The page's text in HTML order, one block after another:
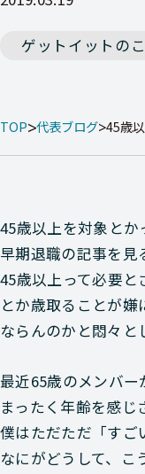
ゲットイットの
TOP 代表ブログ 45歳
45歳以上を対象とか
早期退職の記事を見
45歳以上って必要と
とか歳取ることが
ならんのかと悶々と
最近65歳のメンバー
まったく年齢を感じ
僕はただただ「すご
なにがどうして、こ